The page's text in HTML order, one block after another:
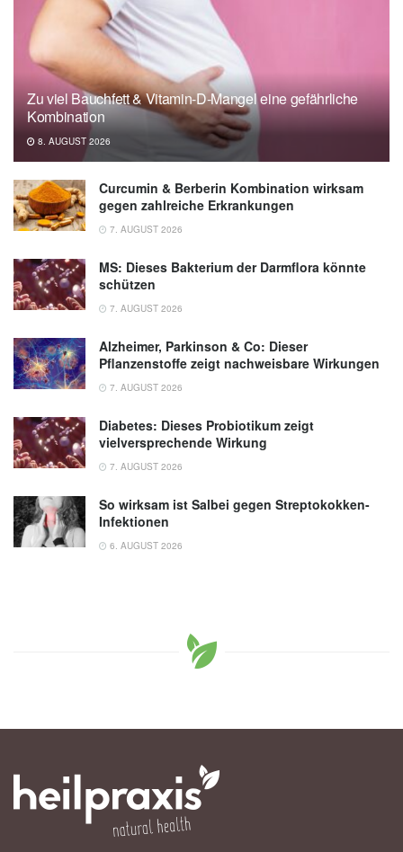
Zu viel Bauchfett & Vitamin-D-Mangel eine gefährliche
Kombination
8. AUGUST 2026
Curcumin & Berberin Kombination wirksam
gegen zahlreiche Erkrankungen
7. AUGUST 2026
MS: Dieses Bakterium der Darmflora könnte
schützen
7. AUGUST 2026
Alzheimer, Parkinson & Co: Dieser
Pflanzenstoffe zeigt nachweisbare Wirkungen
7. AUGUST 2026
Diabetes: Dieses Probiotikum zeigt
vielversprechende Wirkung
7. AUGUST 2026
So wirksam ist Salbei gegen Streptokokken-
Infektionen
6. AUGUST 2026